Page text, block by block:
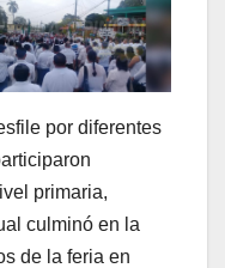
por diferentes
primaria,
culminó en la
de la feria en